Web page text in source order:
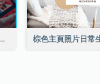
藍色遊戲寫真遊戲YouTube頻道圖片